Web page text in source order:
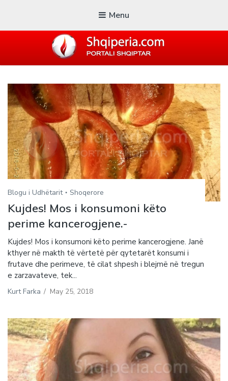
Menu
Blogu i ShqiperiaCom
Blogu i Udhëtarit Shoqerore
Kujdes! Mos i konsumoni këto
perime kancerogjene.-
Kujdes! Mos i konsumoni këto perime kancerogjene. Janë
kthyer në makth të vërtetë për qytetarët konsumi i
frutave dhe perimeve, të cilat shpesh i blejmë në tregun
e zarzavateve, tek...
Kurt Farka / May 25, 2018